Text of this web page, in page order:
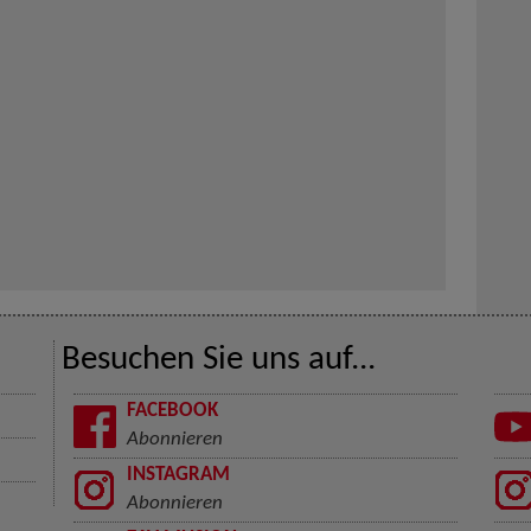
Besuchen Sie uns auf...
FACEBOOK
Abonnieren
INSTAGRAM
Abonnieren